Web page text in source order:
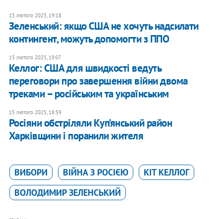
15 лютого 2025, 19:18
Зеленський: якщо США не хочуть надсилати
контингент, можуть допомогти з ППО
15 лютого 2025, 19:07
Келлог: США для швидкості ведуть
переговори про завершення війни двома
треками – російським та українським
15 лютого 2025, 18:59
Росіяни обстріляли Куп’янський район
Харківщини і поранили жителя
ВИБОРИ ВІЙНА З РОСІЄЮ
КІТ КЕЛЛОГ
ВОЛОДИМИР ЗЕЛЕНСЬКИЙ